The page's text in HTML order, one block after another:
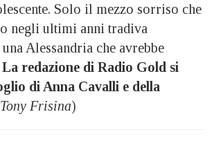
Solo il mezzo sorriso che
negli ultimi anni tradiva
Alessandria che avrebbe
La redazione di Radio Gold si
di Anna Cavalli e della
Frisina)